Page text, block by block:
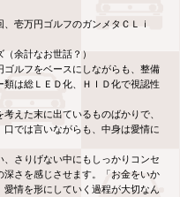
壱万円ゴルフのガンメタＣＬｉ
余計なお世話？）
ルフをベースにしながらも、整備
は総ＬＥＤ化、ＨＩＤ化で視認性
えた末に出ているものばかりで、
では言いながらも、中身は愛情に
さりげない中にもしっかりコンセ
さを感じさせます。「お金をいか
情を形にしていく過程が大切なん